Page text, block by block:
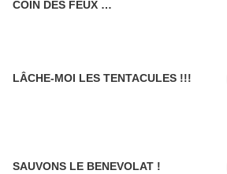
COIN DES FEUX …
LÂCHE-MOI LES TENTACULES !!!
SAUVONS LE BENEVOLAT !